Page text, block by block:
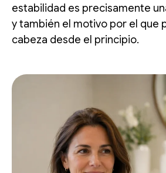
estabilidad es precisamente
y también el motivo por el que
cabeza desde el principio.